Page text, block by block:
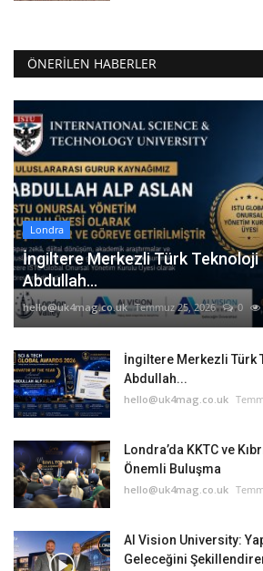
ÖNERILEN HABERLER
Londra
İngiltere Merkezli Türk Teknoloji
Abdullah...
hello@uk4mag.co.uk Temmuz 25, 2026 0
İngiltere Merkezli Türk
Abdullah...
hello@uk4mag.co.uk
Londra’da KKTC ve
Önemli Buluşma
hello@uk4mag.co.uk
AI Vision University:
Geleceğini